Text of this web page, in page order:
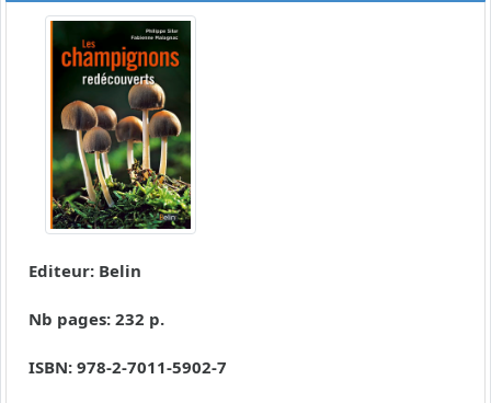
Editeur: Belin
Nb pages: 232 p.
ISBN: 978-2-7011-5902-7